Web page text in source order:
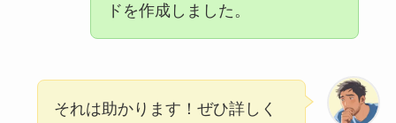
ドを作成しました。
それは助かります！ぜひ詳しく